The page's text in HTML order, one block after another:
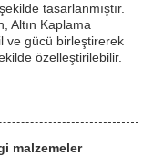
tasarlanmıştır.
Altın Kaplama
ve gücü birleştirerek
özelleştirilebilir.
malzemeler